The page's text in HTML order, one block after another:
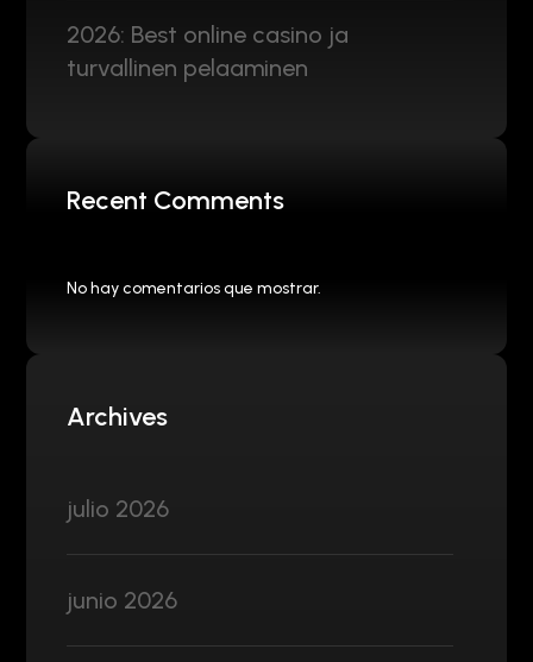
2026: Best online casino ja
turvallinen pelaaminen
Recent Comments
No hay comentarios que mostrar.
Archives
julio 2026
junio 2026